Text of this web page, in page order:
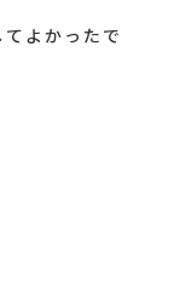
よかったで